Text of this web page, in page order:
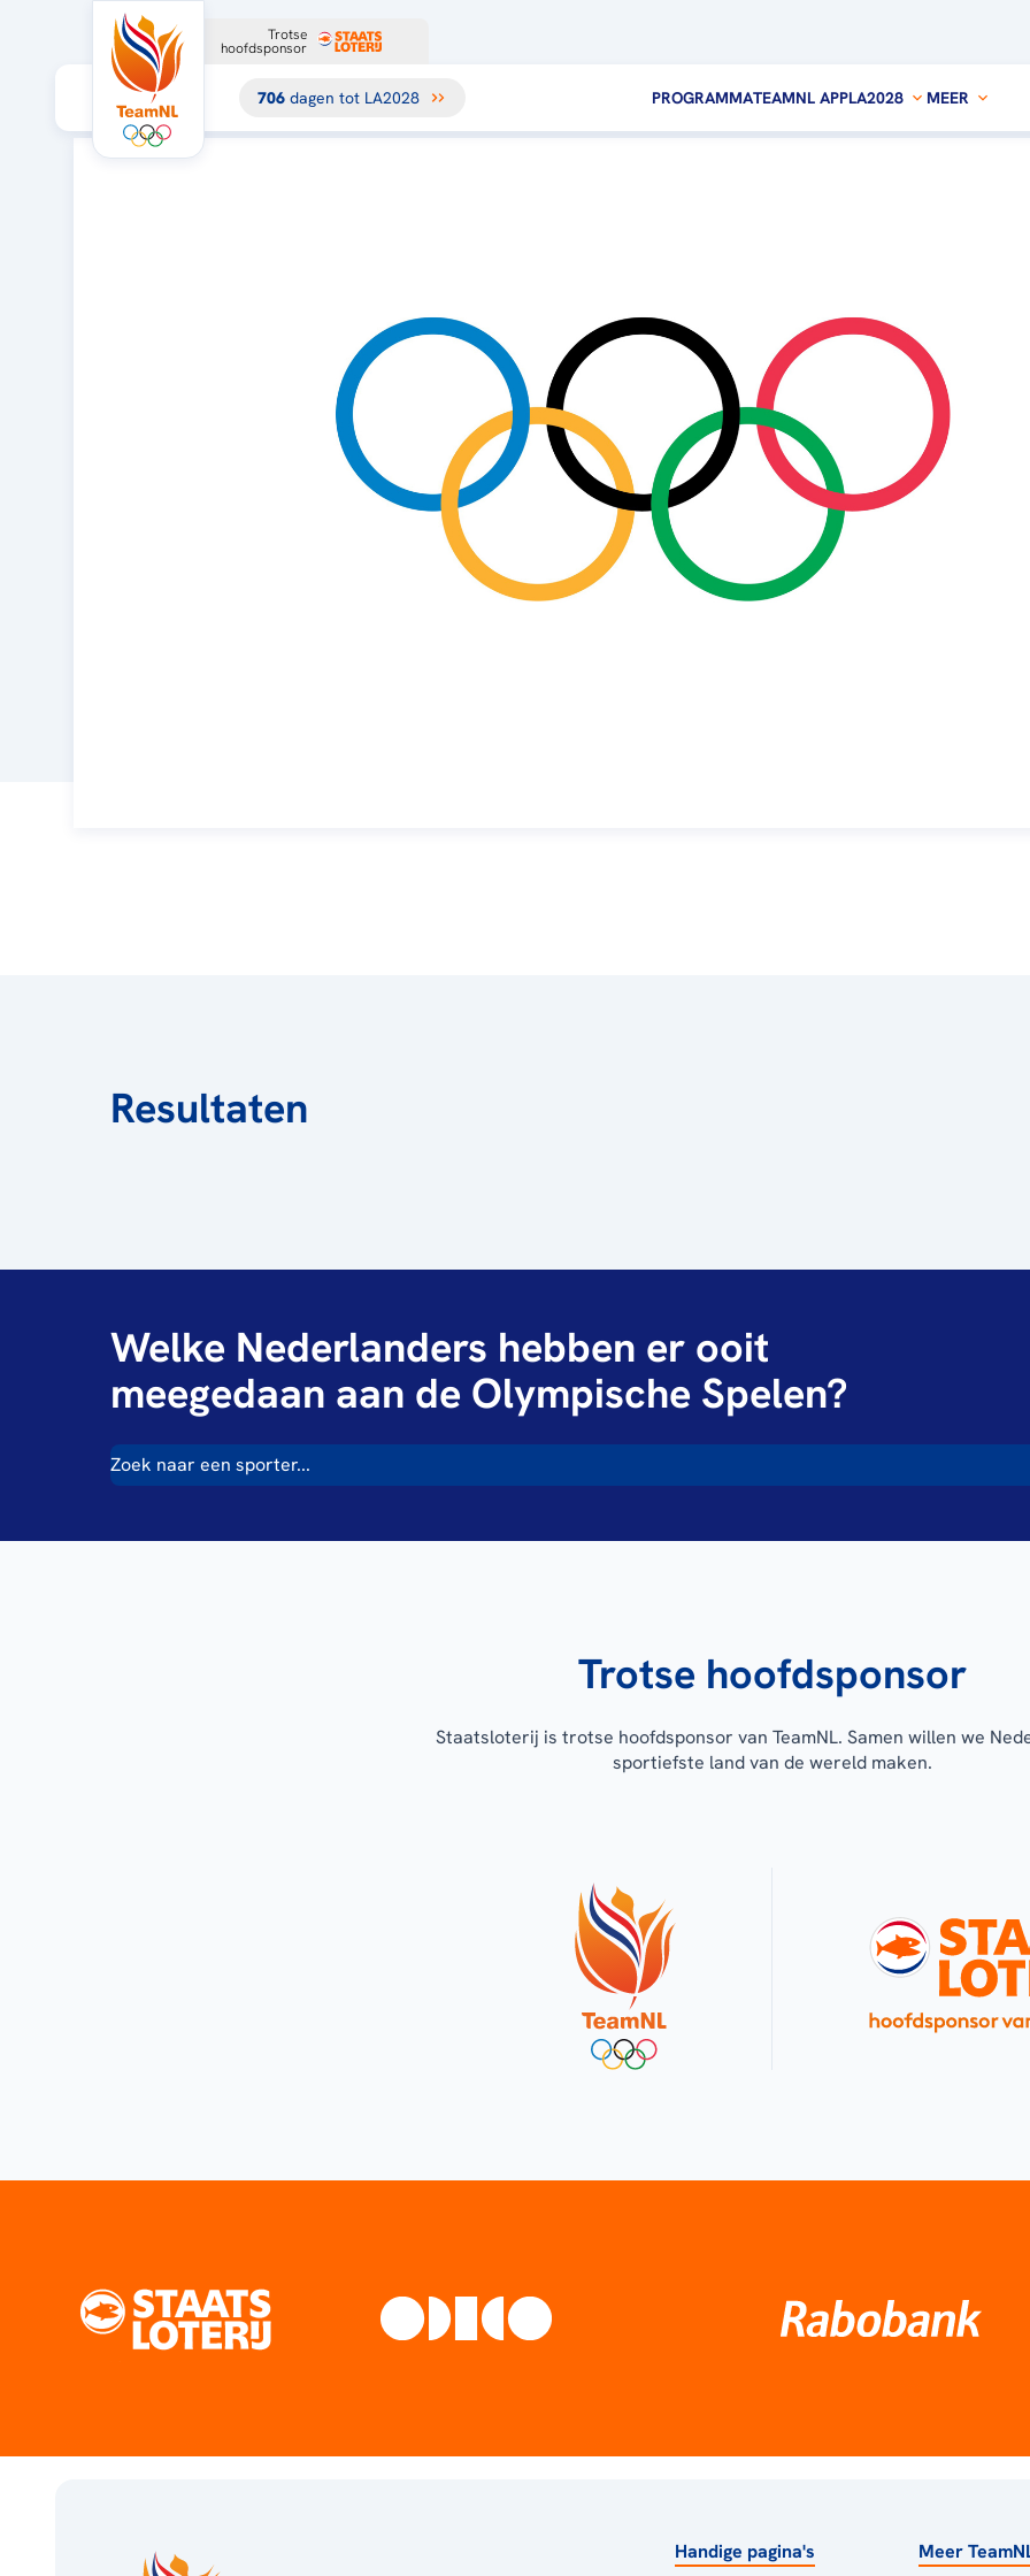
Trotse
hoofdsponsor
706 dagen tot LA2028 PROGRAMMATEAMNL APPLA2028 MEER
Resultaten
Welke Nederlanders hebben er ooit
meegedaan aan de Olympische Spelen?
Trotse hoofdsponsor
Staatsloterij is trotse hoofdsponsor van TeamNL. Samen willen we
sportiefste land van de wereld maken.
Handige pagina's Meer